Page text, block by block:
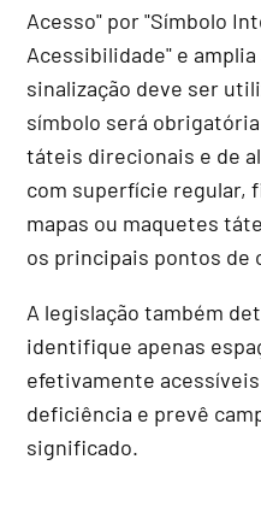
Acesso" por "Símbolo
Acessibilidade" e
sinalização deve ser
símbolo será
táteis direcionais e de
com superfície regular,
mapas ou maquetes
os principais pontos de
A legislação também
identifique apenas
efetivamente
deficiência e prevê
significado.